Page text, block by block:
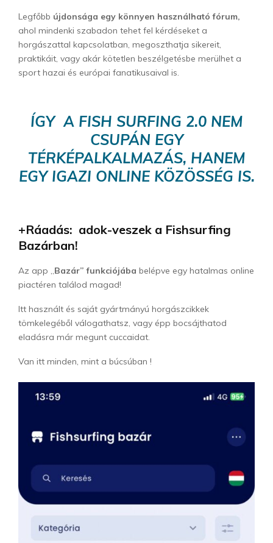
Legfőbb újdonsága egy könnyen használható fórum,
ahol mindenki szabadon tehet fel kérdéseket a
horgászattal kapcsolatban, megoszthatja sikereit,
praktikáit, vagy akár kötetlen beszélgetésbe merülhet a
sport hazai és európai fanatikusaival is.
ÍGY A FISH SURFING 2.0 NEM
CSUPÁN EGY
TÉRKÉPALKALMAZÁS, HANEM
EGY IGAZI ONLINE KÖZÖSSÉG IS.
+Ráadás: adok-veszek a Fishsurfing
Bazárban!
Az app „Bazár” funkciójába belépve egy hatalmas online
piactéren találod magad!
Itt használt és saját gyártmányú horgászcikkek
tömkelegéből válogathatsz, vagy épp bocsájthatod
eladásra már megunt cuccaidat.
Van itt minden, mint a búcsúban !